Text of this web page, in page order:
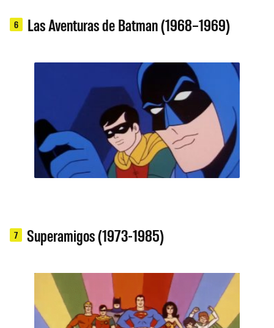
6 Las Aventuras de Batman (1968–1969)
7 Superamigos (1973-1985)